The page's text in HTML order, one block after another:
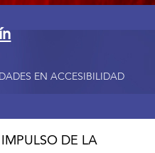
EN ACCESIBILIDAD
DE LA